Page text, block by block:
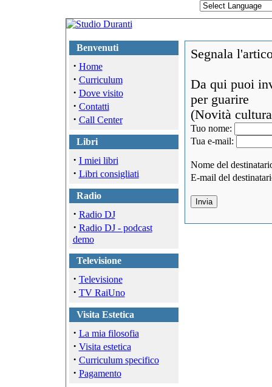
Benvenuti
· Home
· Curriculum
· Dove visito
· Contatti
· Call Center
Libri
· I miei libri
· Libri consigliati
Radio
· Radio DJ
· Radio DJ - podcast
demo
Televisione
· Televisione
· TV RaiUno
Visita Estetica
· La mia filosofia
· Visita estetica
· Curriculum specifico
· Pagamento
Segnala
Da qui puoi
per guarire
(Novità
Tuo nome:
Tua e-mail:
Nome del
E-mail del